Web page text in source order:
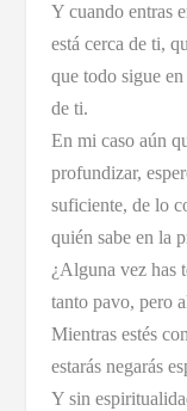
Y cuando entras
está cerca de ti,
que todo sigue
de ti.
En mi caso aún
profundizar,
suficiente, de lo
quién sabe en la
¿Alguna vez has
tanto pavo, pero
Mientras estés
estarás negarás
Y sin